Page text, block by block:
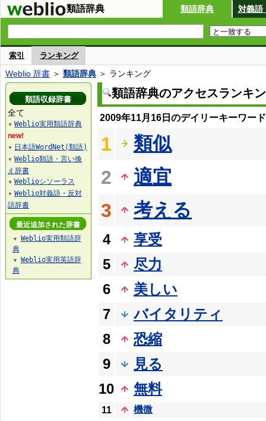
類語辞典 類語辞典 対義語
索引 ランキング
Weblio 辞書 ＞ 類語辞典 ＞ ランキング
類語辞典のアクセスランキ
2009年11月16日のデイリーキーワー
1
類似
2
適宜
3
考える
4
享受
5
尽力
6
美しい
7
バイタリティ
8
恐縮
9
見る
10
無料
11
機微
類語収録辞書
全て
▼ Weblio実用類語辞典
new!
▼ 日本語WordNet(類語)
▼ Weblio類語・言い換
え辞書
▼ Weblioシソーラス
▼ Weblio対義語・反対
語辞書
最近追加された辞書
▼
Weblio実用類語辞
典
▼
Weblio実用英語辞
典